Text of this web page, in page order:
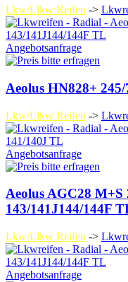
Lkw/Llkw Reifen ->
Angebotsanfrage
Aeolus HN828+
Lkw/Llkw Reifen ->
Angebotsanfrage
Aeolus AGC28 M+S
143/141J144/144F
Lkw/Llkw Reifen ->
Angebotsanfrage